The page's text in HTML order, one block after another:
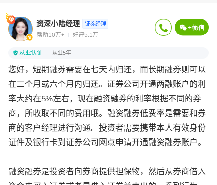
资深小陆经理 证券经理
帮助10万+ 好评5.1万
从业认证 从业5年
您好，短期融券需要在七天内归还，而长期融券则可以
在三个月或六个月内归还。证券公司开通两融账户的利
率大约在5%左右，现在融资融券的利率根据不同的券
商，所收取不同的费用哦。融资融券低费率是需要和券
商的客户经理进行沟通。投资者需要携带本人有效身份
证件及银行卡到证券公司网点申请开通融资融券账户。
融资融券是投资者向券商提供担保物，然后从券商借入